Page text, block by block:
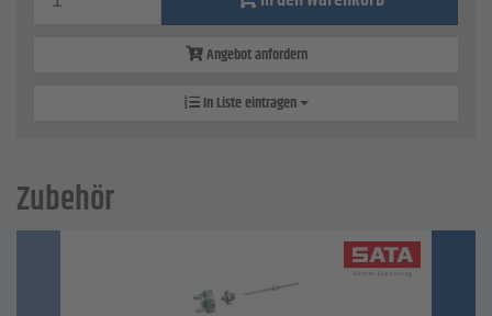
Angebot anfordern
In Liste eintragen
Zubehör